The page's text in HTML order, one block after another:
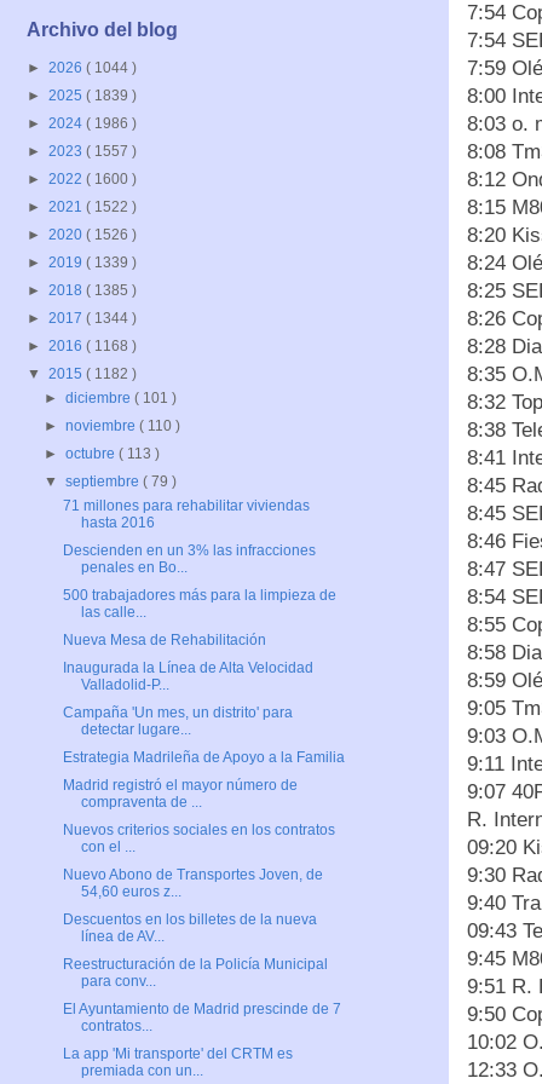
7:54
7:54
7:59
8:00
8:03 o.
8:08
8:12
8:15
8:20
8:24
8:25
8:26
8:28
8:35
8:32
8:38
8:41
8:45
8:45
8:46
8:47
8:54
8:55
8:58
8:59
9:05
9:03
9:11
9:07
R.
09:20
9:30
9:40
09:43
9:45
9:51 R.
9:50
10:02
12:33
Archivo del blog
► 2026 ( 1044 )
► 2025 ( 1839 )
► 2024 ( 1986 )
► 2023 ( 1557 )
► 2022 ( 1600 )
► 2021 ( 1522 )
► 2020 ( 1526 )
► 2019 ( 1339 )
► 2018 ( 1385 )
► 2017 ( 1344 )
► 2016 ( 1168 )
▼ 2015 ( 1182 )
►diciembre( 101 )
►noviembre( 110 )
►octubre( 113 )
▼septiembre( 79 )
71 millones para rehabilitar viviendas
hasta 2016
Descienden en un 3% las infracciones
penales en Bo...
500 trabajadores más para la limpieza de
las calle...
Nueva Mesa de Rehabilitación
Inaugurada la Línea de Alta Velocidad
Valladolid-P...
Campaña 'Un mes, un distrito' para
detectar lugare...
Estrategia Madrileña de Apoyo a la Familia
Madrid registró el mayor número de
compraventa de ...
Nuevos criterios sociales en los contratos
con el ...
Nuevo Abono de Transportes Joven, de
54,60 euros z...
Descuentos en los billetes de la nueva
línea de AV...
Reestructuración de la Policía Municipal
para conv...
El Ayuntamiento de Madrid prescinde de 7
contratos...
La app 'Mi transporte' del CRTM es
premiada con un...